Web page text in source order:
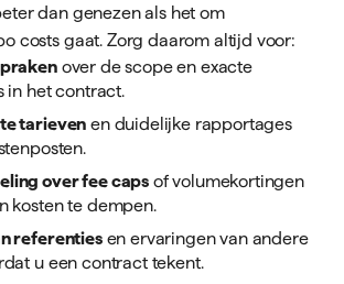
dan genezen als het om
costs gaat. Zorg daarom altijd voor:
over de scope en exacte
in het contract.
tarieven en duidelijke rapportages
over fee caps of volumekortingen
kosten te dempen.
referentiesen ervaringen van andere
u een contract tekent.